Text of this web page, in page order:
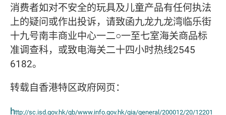
消费者如对不安全的玩具及儿童产品有任何执法
上的疑问或作出投诉，请致函九龙九龙湾临乐街
十九号南丰商业中心一二○一至七室海关商品标
准调查科，或致电海关二十四小时热线2545
6182。
转载自香港特区政府网页：
http://sc.isd.gov.hk/gb/www.info.gov.hk/gia/general/200012/20/12201